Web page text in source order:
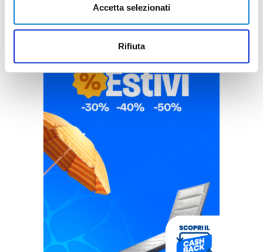
Accetta selezionati
Rifiuta